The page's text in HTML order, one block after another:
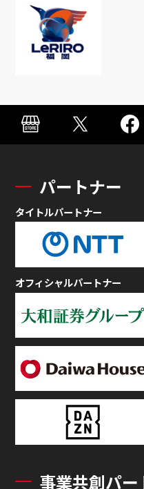
パートナー
タイトルパートナー
オフィシャルパートナー
事業共創パー